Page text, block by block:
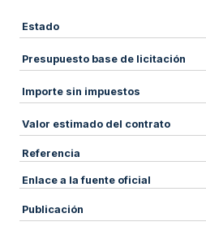
Estado
Presupuesto base de licitación
Importe sin impuestos
Valor estimado del contrato
Referencia
Enlace a la fuente oficial
Publicación